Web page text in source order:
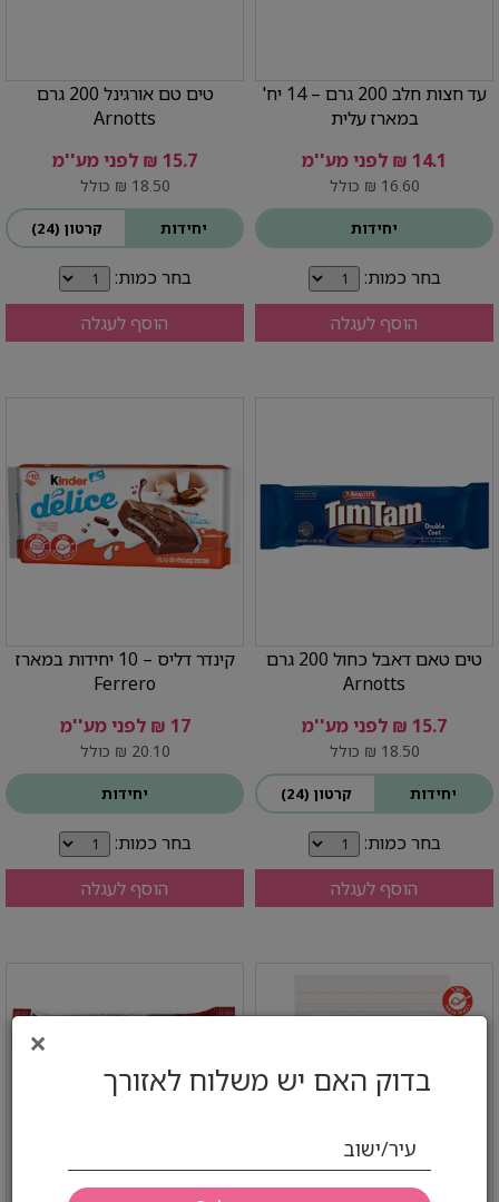
×
בדוק האם יש משלוח לאזורך
עיר/ישוב
עד חצות חלב 200 גרם – 14 יח'
במארז עלית
14.1 ₪ לפני מע''מ
16.60 ₪ כולל
יחידות
בחר כמות:
הוסף לעגלה
טים טם אורגינל 200 גרם
Arnotts
15.7 ₪ לפני מע''מ
18.50 ₪ כולל
יחידות קרטון (24)
בחר כמות:
הוסף לעגלה
טים טאם דאבל כחול 200 גרם
Arnotts
15.7 ₪ לפני מע''מ
18.50 ₪ כולל
יחידות קרטון (24)
בחר כמות:
הוסף לעגלה
קינדר דליס – 10 יחידות במארז
Ferrero
17 ₪ לפני מע''מ
20.10 ₪ כולל
יחידות
בחר כמות:
הוסף לעגלה